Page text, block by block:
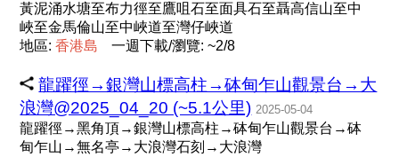
黃泥涌水塘至布力徑至鷹咀石至面具石至聶高信山至中
峽至金馬倫山至中峽道至灣仔峽道
地區:香港島 一週下載/瀏覽: ~2/8
龍躍徑→銀灣山標高柱→砵甸乍山觀景台→大
浪灣@2025_04_20 (~5.1公里) 2025-05-04
龍躍徑→黑角頂→銀灣山標高柱→砵甸乍山觀景台→砵
甸乍山→無名亭→大浪灣石刻→大浪灣